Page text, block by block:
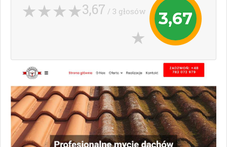
3,67
3,67 / 3 głosów